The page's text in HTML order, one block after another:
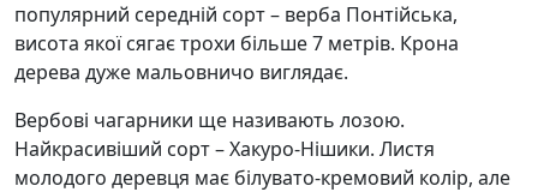
популярний середній сорт – верба Понтійська,
висота якої сягає трохи більше 7 метрів. Крона
дерева дуже мальовничо виглядає.
Вербові чагарники ще називають лозою.
Найкрасивіший сорт – Хакуро-Нішики. Листя
молодого деревця має білувато-кремовий колір, але